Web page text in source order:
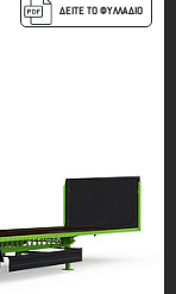
ΔΕΙΤΕ ΤΟ ΦΥΛΛΑΔΙΟ